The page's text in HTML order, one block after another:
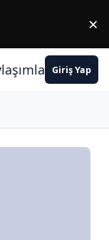
×
Giriş Yap